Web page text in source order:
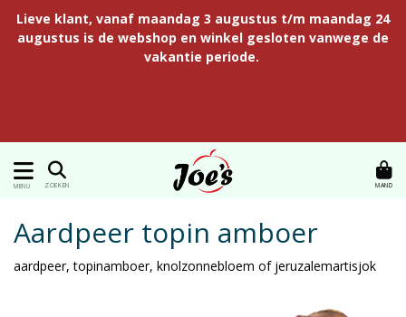
Lieve klant, vanaf maandag 3 augustus t/m maandag 24
augustus is de webshop en winkel gesloten vanwege de
vakantie periode.
MENU ZOEKEN MAND
Aardpeer topin amboer
aardpeer, topinamboer, knolzonnebloem of jeruzalemartisjok